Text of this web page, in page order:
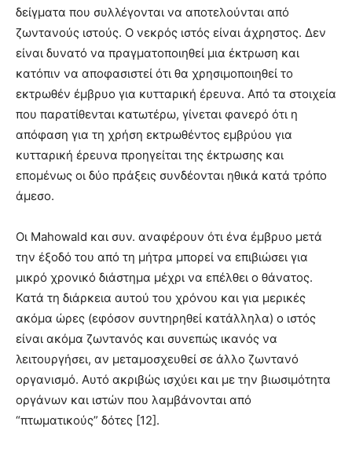
δείγματα που συλλέγονται να αποτελούνται από
ζωντανούς ιστούς. Ο νεκρός ιστός είναι άχρηστος. Δεν
είναι δυνατό να πραγματοποιηθεί μια έκτρωση και
κατόπιν να αποφασιστεί ότι θα χρησιμοποιηθεί το
εκτρωθέν έμβρυο για κυτταρική έρευνα. Από τα στοιχεία
που παρατίθενται κατωτέρω, γίνεται φανερό ότι η
απόφαση για τη χρήση εκτρωθέντος εμβρύου για
κυτταρική έρευνα προηγείται της έκτρωσης και
επομένως οι δύο πράξεις συνδέονται ηθικά κατά τρόπο
άμεσο.
Οι Mahowald και συν. αναφέρουν ότι ένα έμβρυο μετά
την έξοδό του από τη μήτρα μπορεί να επιβιώσει για
μικρό χρονικό διάστημα μέχρι να επέλθει ο θάνατος.
Κατά τη διάρκεια αυτού του χρόνου και για μερικές
ακόμα ώρες (εφόσον συντηρηθεί κατάλληλα) ο ιστός
είναι ακόμα ζωντανός και συνεπώς ικανός να
λειτουργήσει, αν μεταμοσχευθεί σε άλλο ζωντανό
οργανισμό. Αυτό ακριβώς ισχύει και με την βιωσιμότητα
οργάνων και ιστών που λαμβάνονται από
“πτωματικούς” δότες [12].